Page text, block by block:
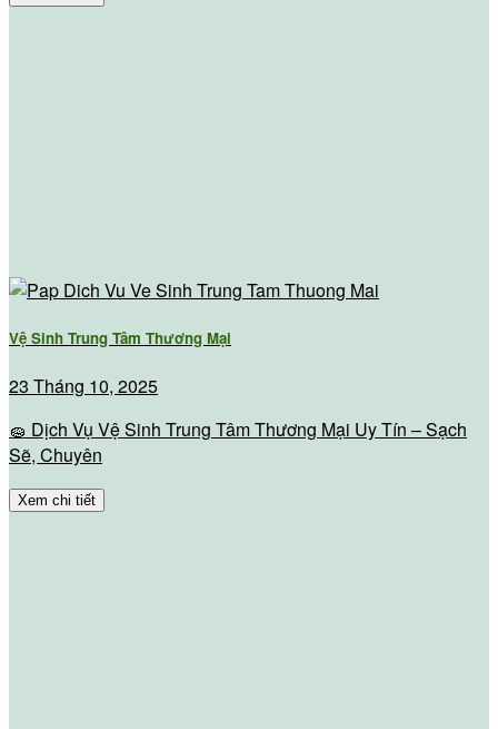
Vệ Sinh Trung Tâm Thương Mại
23 Tháng 10, 2025
🧽 Dịch Vụ Vệ Sinh Trung Tâm Thương Mại Uy Tín – Sạch
Sẽ, Chuyên
Xem chi tiết